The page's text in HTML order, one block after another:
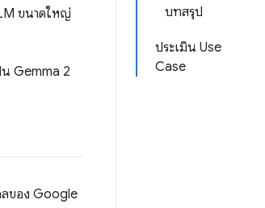
บทสรุป
ประเมิน Use
Case
ขนาดใหญ่
น Gemma 2
ลของ Google